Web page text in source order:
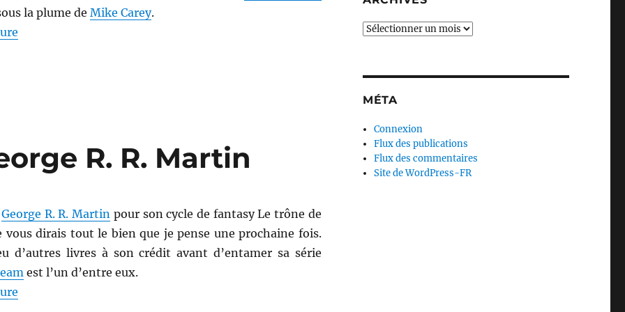
la plume de Mike Carey.
de « La mort dans l’âme, de Mike Carey »
R. R. Martin
George R. R. Martin pour son cycle de fantasy Le trône de
vous dirais tout le bien que je pense une prochaine fois.
d’autres livres à son crédit avant d’entamer sa série
est l’un d’entre eux.
de « Riverdream, de George R. R. Martin »
Archives
MÉTA
Connexion
Flux des publications
Flux des commentaires
Site de WordPress-FR